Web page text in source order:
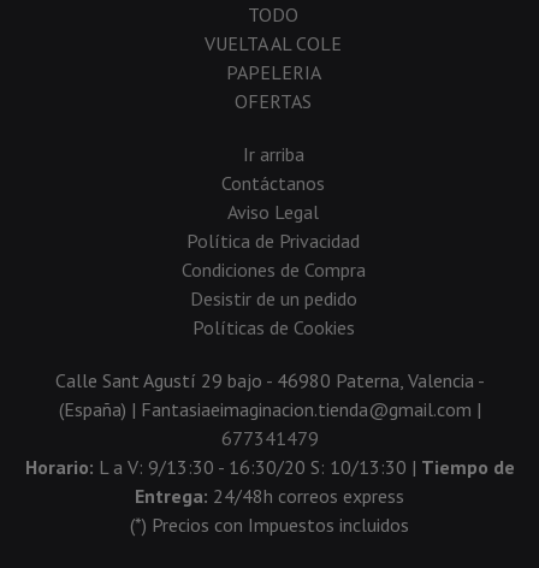
TODO
VUELTA AL COLE
PAPELERIA
OFERTAS
Ir arriba
Contáctanos
Aviso Legal
Política de Privacidad
Condiciones de Compra
Desistir de un pedido
Políticas de Cookies
Calle Sant Agustí 29 bajo - 46980 Paterna, Valencia -
(España) | Fantasiaeimaginacion.tienda@gmail.com |
677341479
Horario: L a V: 9/13:30 - 16:30/20 S: 10/13:30 | Tiempo de
Entrega: 24/48h correos express
(*) Precios con Impuestos incluidos